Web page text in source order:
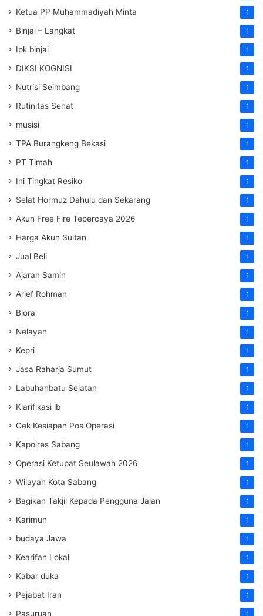
Ketua PP Muhammadiyah Minta 1
Binjai – Langkat 1
Ipk binjai 1
DIKSI KOGNISI 1
Nutrisi Seimbang 1
Rutinitas Sehat 1
musisi 1
TPA Burangkeng Bekasi 1
PT Timah 1
Ini Tingkat Resiko 1
Selat Hormuz Dahulu dan Sekarang 1
Akun Free Fire Tepercaya 2026 1
Harga Akun Sultan 1
Jual Beli 1
Ajaran Samin 1
Arief Rohman 1
Blora 1
Nelayan 1
Kepri 1
Jasa Raharja Sumut 1
Labuhanbatu Selatan 1
Klarifikasi lb 1
Cek Kesiapan Pos Operasi 1
Kapolres Sabang 1
Operasi Ketupat Seulawah 2026 1
Wilayah Kota Sabang 1
Bagikan Takjil Kepada Pengguna Jalan 1
Karimun 1
budaya Jawa 1
Kearifan Lokal 1
Kabar duka 1
Pejabat Iran 1
Pasuruan 1